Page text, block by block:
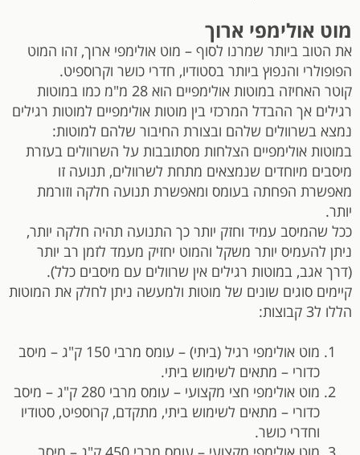
מוט אולימפי ארוך
את הטוב ביותר שמרנו לסוף – מוט אולימפי ארוך, זהו המוט
הפופולרי והנפוץ ביותר בסטודיו, חדרי כושר וקרוספיט.
קוטר האחיזה במוטות אולימפיים הוא 28 מ"מ כמו במוטות
רגילים אך ההבדל המרכזי בין מוטות אולימפיים למוטות רגילים
נמצא בשרוולים שלהם ובצורת החיבור שלהם למוטות:
במוטות אולימפיים הצלחות מסתובבות על השרוולים בעזרת
מיסבים מיוחדים שנמצאים מתחת לשרוולים, תנועה זו
מאפשרת הפחתה בעומס ומאפשרת תנועה חלקה וזורמת
יותר.
ככל שהמיסב עמיד וחזק יותר כך התנועה תהיה חלקה יותר,
ניתן להעמיס יותר משקל והמוט יחזיק מעמד לזמן רב יותר
(דרך אגב, במוטות רגילים אין שרוולים עם מיסבים כלל).
קיימים סוגים שונים של מוטות ולמעשה ניתן לחלק את המוטות
הללו ל3 קבוצות:
מוט אולימפי רגיל (ביתי) – עומס מרבי 150 ק"ג – מיסב
כדורי – מתאים לשימוש ביתי.
מוט אולימפי חצי מקצועי – עומס מרבי 280 ק"ג – מיסב
כדורי – מתאים לשימוש ביתי, מתקדם, קרוספיט, סטודיו
וחדרי כושר.